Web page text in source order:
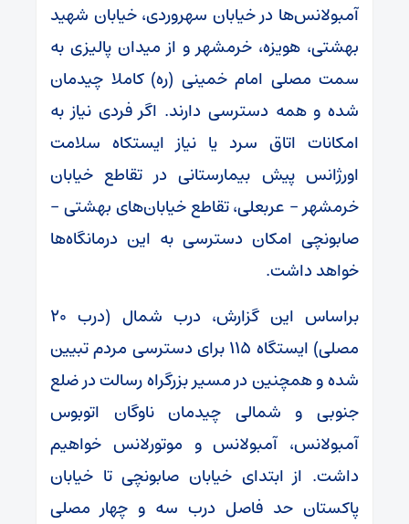
آمبولانس‌ها در خیابان سهروردی، خیابان شهید
بهشتی، هویزه، خرمشهر و از میدان پالیزی به
سمت مصلی امام خمینی (ره) کاملا چیدمان
شده و همه دسترسی دارند. اگر فردی نیاز به
امکانات اتاق سرد یا نیاز ایستکاه سلامت
اورژانس پیش بیمارستانی در تقاطع خیابان
خرمشهر – عربعلی، تقاطع خیابان‌های بهشتی –
صابونچی امکان دسترسی به این درمانگاه‌ها
خواهد داشت.
براساس این گزارش، درب شمال (درب ۲۰
مصلی) ایستگاه ۱۱۵ برای دسترسی مردم تبیین
شده و همچنین در مسیر بزرگراه رسالت در ضلع
جنوبی و شمالی چیدمان ناوگان اتوبوس
آمبولانس، آمبولانس و موتورلانس خواهیم
داشت. از ابتدای خیابان صابونچی تا خیابان
پاکستان حد فاصل درب سه و چهار مصلی